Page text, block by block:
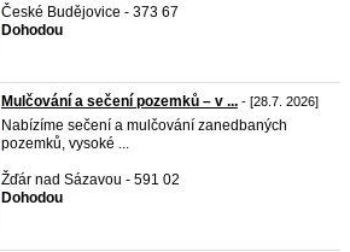
České Budějovice - 373 67
Dohodou
Mulčování a sečení pozemků – v ... - [28.7. 2026]
Nabízíme sečení a mulčování zanedbaných
pozemků, vysoké ...
Žďár nad Sázavou - 591 02
Dohodou